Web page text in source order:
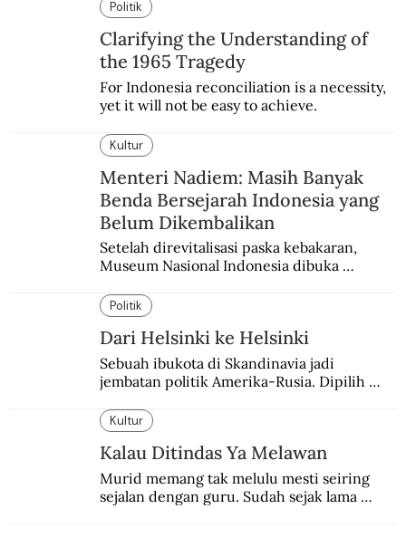
Politik
Clarifying the Understanding of
the 1965 Tragedy
For Indonesia reconciliation is a necessity,
yet it will not be easy to achieve.
Kultur
Menteri Nadiem: Masih Banyak
Benda Bersejarah Indonesia yang
Belum Dikembalikan
Setelah direvitalisasi paska kebakaran,
Museum Nasional Indonesia dibuka
Pameran Repatriasi 2024.
Politik
Dari Helsinki ke Helsinki
Sebuah ibukota di Skandinavia jadi
jembatan politik Amerika-Rusia. Dipilih
Kultur
Kalau Ditindas Ya Melawan
Murid memang tak melulu mesti seiring
sejalan dengan guru. Sudah sejak lama